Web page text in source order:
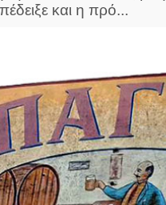
και η πρό...